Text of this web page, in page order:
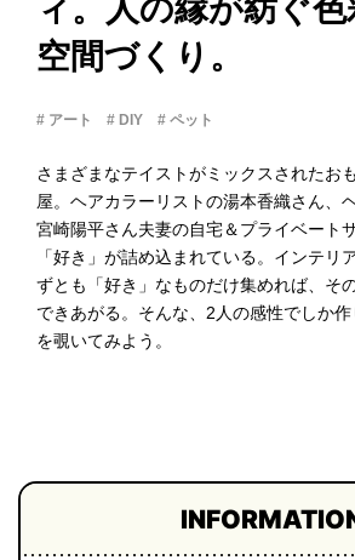
ィ。人の縁が紡ぐ
空間づくり。
# アート # DIY # ペット
さまざまなテイストがミックスされたお
屋。ヘアカラーリストの湯本香織さん、
宮崎陽平さん夫妻の自宅＆プライベート
「好き」が詰め込まれている。インテリ
ずとも「好き」なものだけ集めれば、そ
できあがる。そんな、2人の感性でしか
を覗いてみよう。